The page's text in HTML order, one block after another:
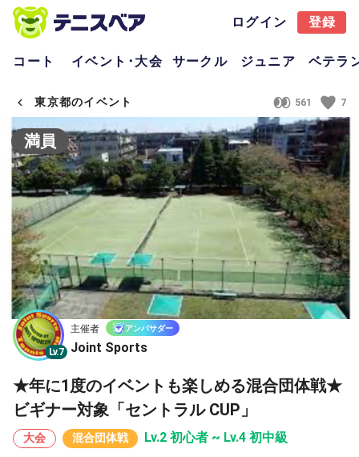
ログイン 登録
コート イベント･大会 サークル ジュニア ベテラ
東京都のイベント 561 7
満員
Lv.7
主催者 アンバサダー
Joint Sports
★年に1度のイベントも楽しめる混合団体戦★
ビギナー対象「セントラル CUP」
大会 混合団体戦 Lv.2 初心者 ~ Lv.4 初中級